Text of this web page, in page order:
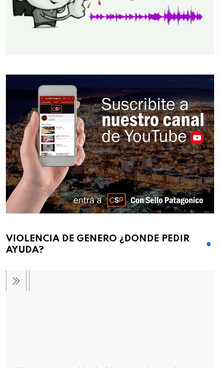
VIOLENCIA DE GENERO ¿DONDE PEDIR
AYUDA?